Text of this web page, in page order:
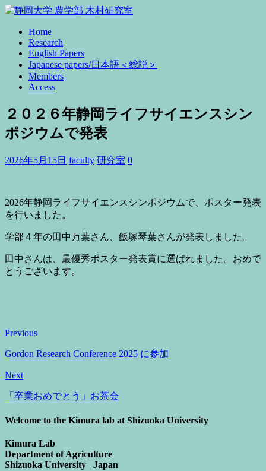
Home
Research
English Papers
Japanese papers/日本語＜総説＞
Members
Access
２０２６年静岡ライフサイエンスシン
ポジウムで発表
2026年5月15日 faculty 研究室 0
2026年静岡ライフサイエンスシンポジウムで、ポスター発表
を行いました。
学部４年の田中万葉さん、飯塚琴葉さんが発表しました。
田中さんは、最優秀ポスター発表賞に選ばれました。おめで
とうございます。
Previous
Gordon Research Conference 2025 に参加
Next
「卒業おめでとう」お茶会
Welcome to the Kimura lab at Shizuoka University
Kimura Lab
Department of Agriculture
Shizuoka University Japan